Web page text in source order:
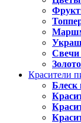
Свечи
Красители
Блеск